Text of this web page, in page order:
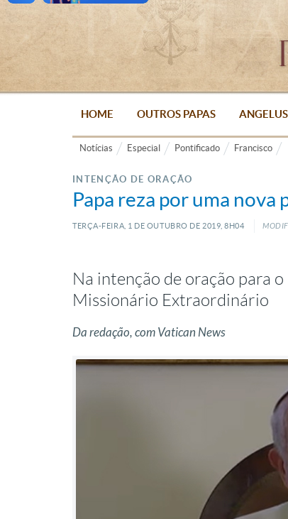
HOME OUTROS PAPAS ANGELUS
Notícias Especial Pontificado Francisco
INTENÇÃO DE ORAÇÃO
Papa reza por uma
TERÇA-FEIRA, 1 DE OUTUBRO DE 2019, 8H04
Na intenção de oração para
Missionário Extraordinário
Da redação, com Vatican News